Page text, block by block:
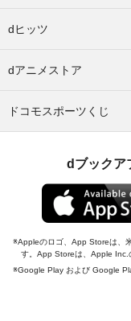
dヒッツ
dアニメストア
ドコモスポーツくじ
dブックア
Appleのロゴ、App Storeは、
す。App Storeは、Apple Inc.
Google Play および Google